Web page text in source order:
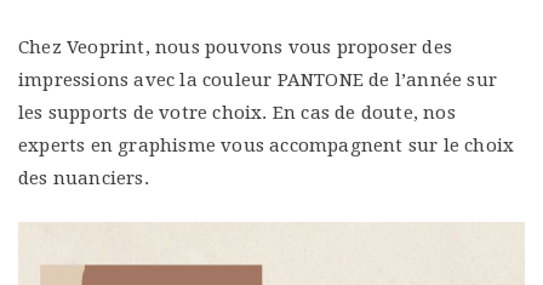
Chez Veoprint, nous pouvons vous proposer des
impressions avec la couleur PANTONE de l’année sur
les supports de votre choix. En cas de doute, nos
experts en graphisme vous accompagnent sur le choix
des nuanciers.